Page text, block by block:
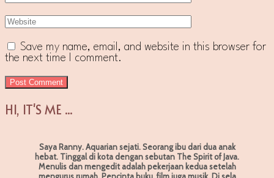
Save my name, email, and website in this browser for
the next time I comment.
HI, IT'S ME ...
Saya Ranny. Aquarian sejati. Seorang ibu dari dua anak
hebat. Tinggal di kota dengan sebutan The Spirit of Java.
Menulis dan mengedit adalah pekerjaan kedua setelah
mengurus rumah. Pencinta buku, film juga musik. Di sela